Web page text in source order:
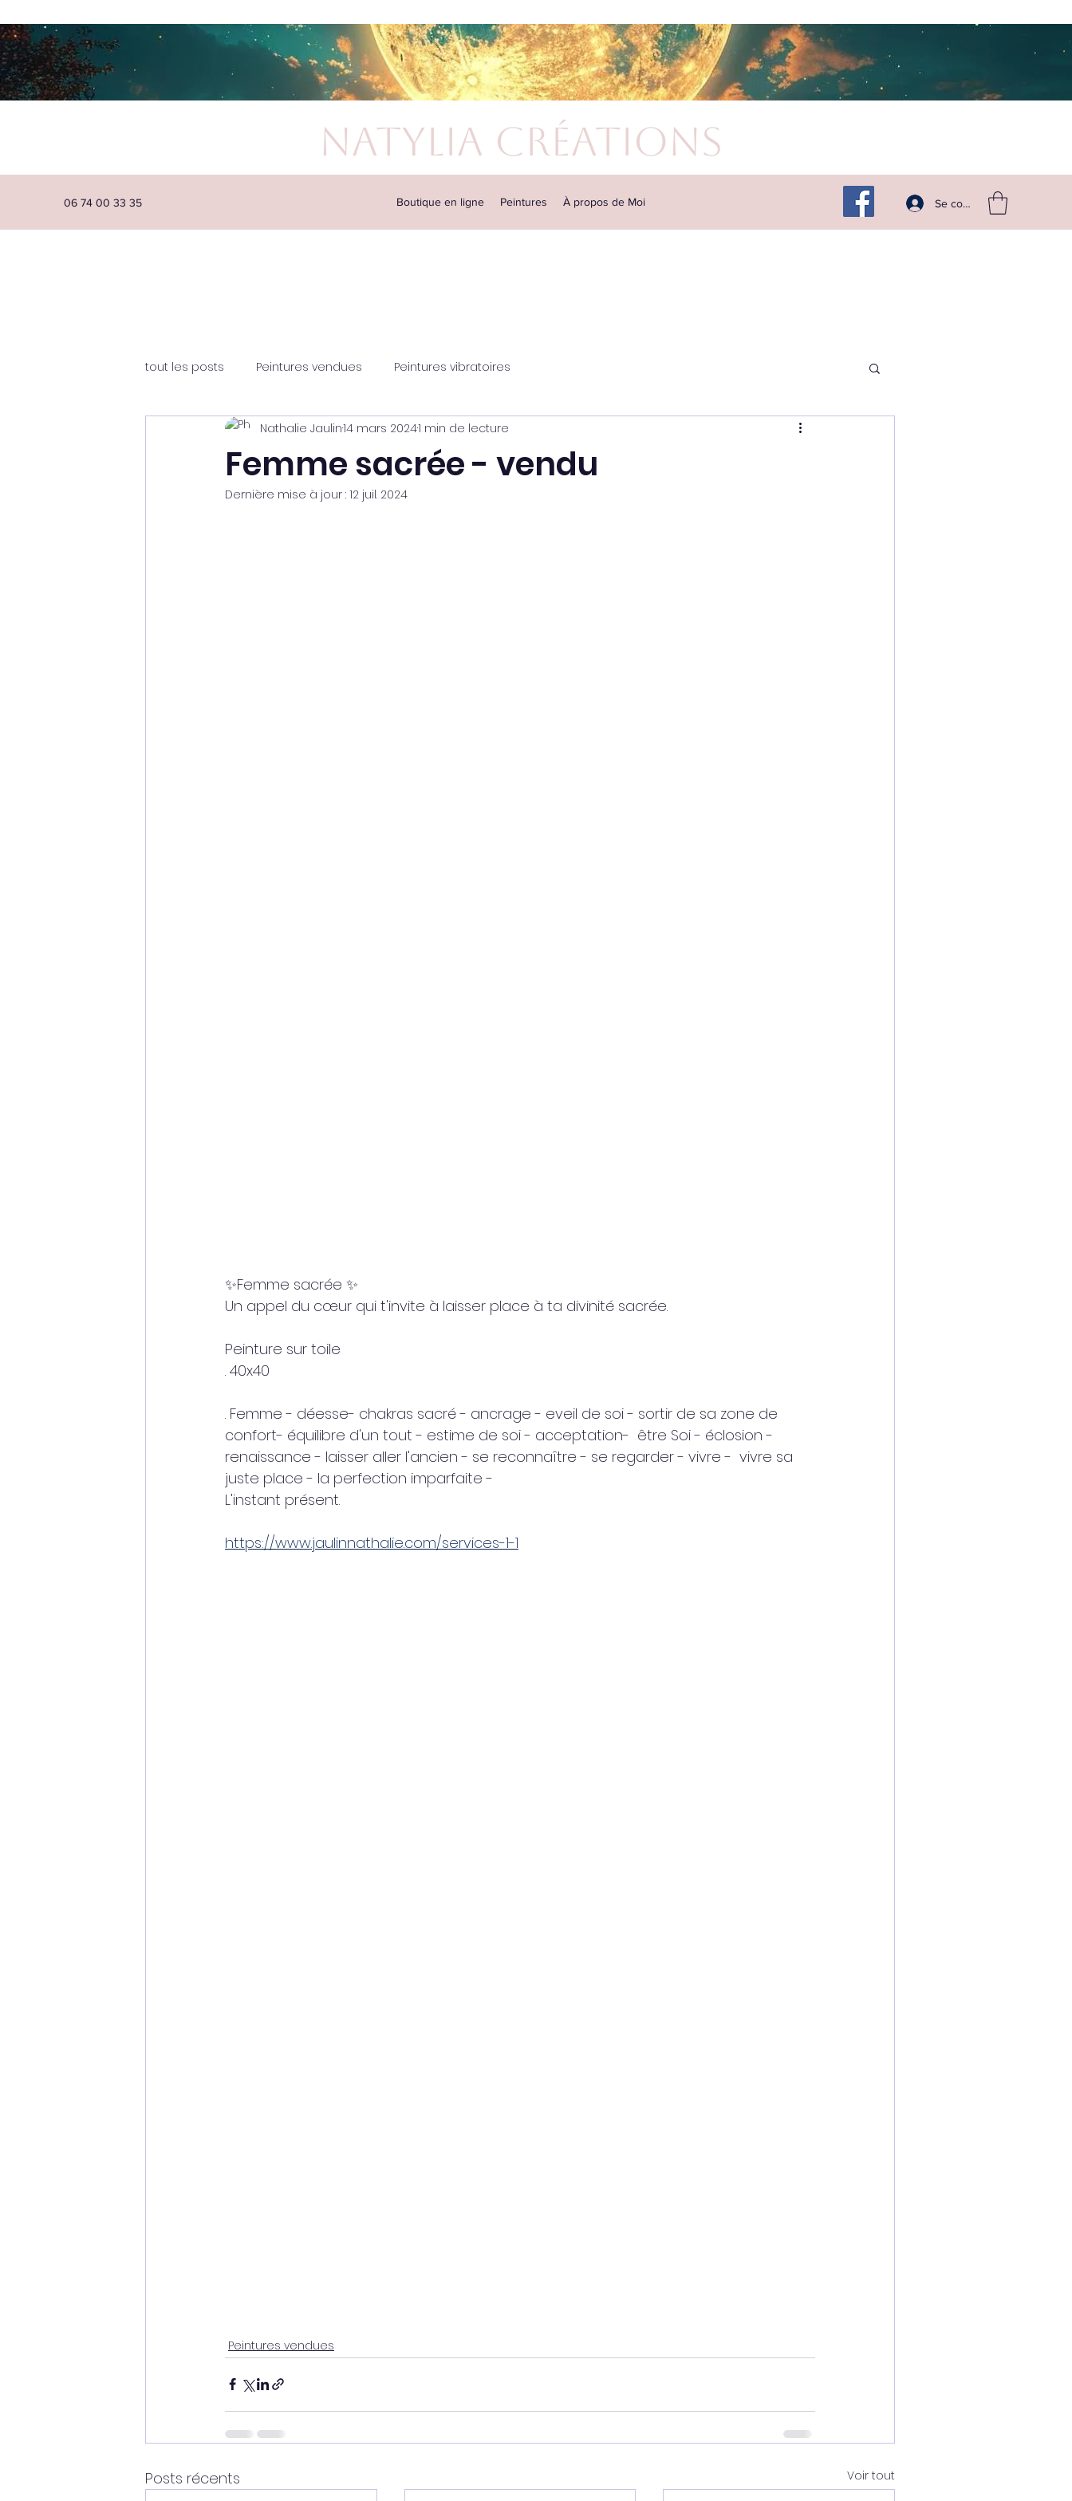
Natylia Créations
Suivez -moi sur les réseaux
06 74 00 33 35 Boutique en ligne Peintures À propos de Moi Se connecter
tout les posts Peintures vendues Peintures vibratoires
Femme sacrée - vendu
Nathalie Jaulin14 mars 20241 min de lecture
Dernière mise à jour : 12 juil. 2024
✨️Femme sacrée ✨️
Un appel du cœur qui t'invite à laisser place à ta divinité sacrée.
Peinture sur toile
. 40x40
. Femme - déesse- chakras sacré - ancrage - eveil de soi - sortir de sa zone de
confort- équilibre d'un tout - estime de soi - acceptation-  être Soi - éclosion -
renaissance - laisser aller l'ancien - se reconnaître - se regarder - vivre -  vivre sa
juste place - la perfection imparfaite -
L'instant présent.
https://www.jaulinnathalie.com/services-1-1
Peintures vendues
Posts récents Voir tout